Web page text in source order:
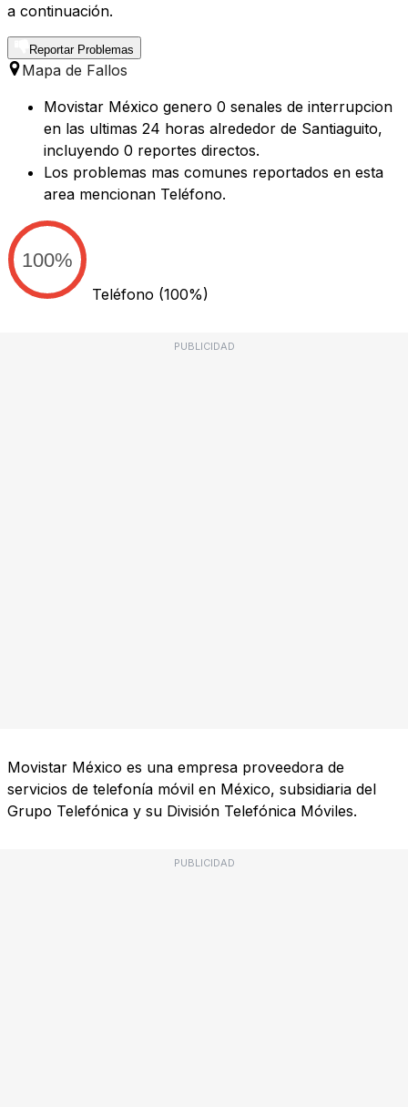
a continuación.
Reportar Problemas
Mapa de Fallos
Movistar México genero 0 senales de interrupcion
en las ultimas 24 horas alrededor de Santiaguito,
incluyendo 0 reportes directos.
Los problemas mas comunes reportados en esta
area mencionan Teléfono.
100%
Teléfono (100%)
PUBLICIDAD
Movistar México es una empresa proveedora de
servicios de telefonía móvil en México, subsidiaria del
Grupo Telefónica y su División Telefónica Móviles.
PUBLICIDAD